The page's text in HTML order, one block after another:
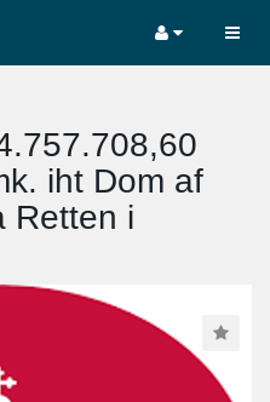
iht Dom af
Retten i